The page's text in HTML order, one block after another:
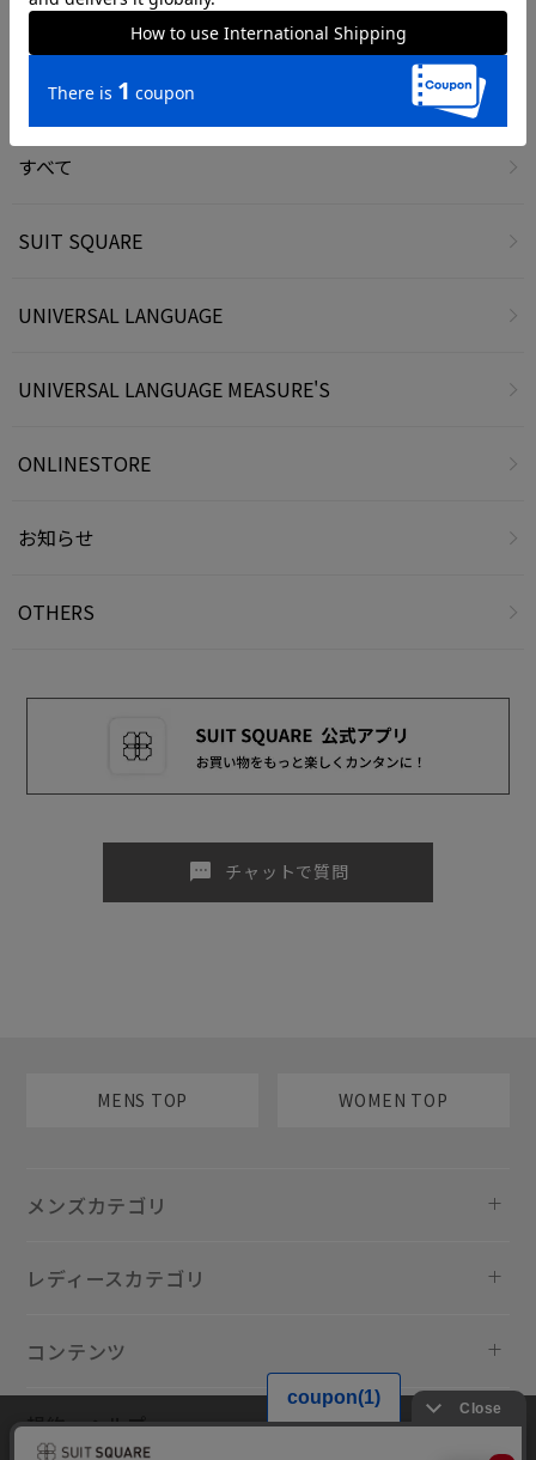
カテゴリから記事を探す
すべて
SUIT SQUARE
UNIVERSAL LANGUAGE
UNIVERSAL LANGUAGE MEASURE'S
ONLINESTORE
お知らせ
OTHERS
sms チャットで質問
MENS TOP WOMEN TOP
メンズカテゴリ
レディースカテゴリ
コンテンツ
規約・ヘルプ